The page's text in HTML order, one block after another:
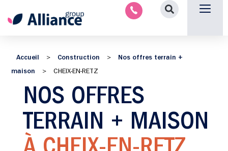
Accueil > Construction >
Nos offres terrain +
maison
> CHEIX-EN-RETZ
NOS OFFRES
TERRAIN + MAISON